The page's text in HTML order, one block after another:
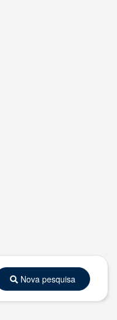
Nova pesquisa